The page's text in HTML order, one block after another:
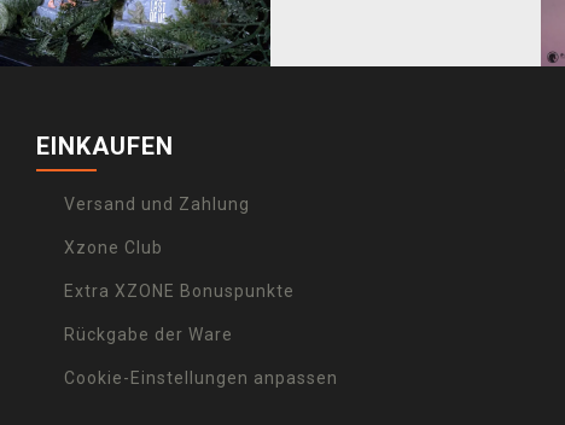
EINKAUFEN
Versand und Zahlung
Xzone Club
Extra XZONE Bonuspunkte
Rückgabe der Ware
Cookie-Einstellungen anpassen